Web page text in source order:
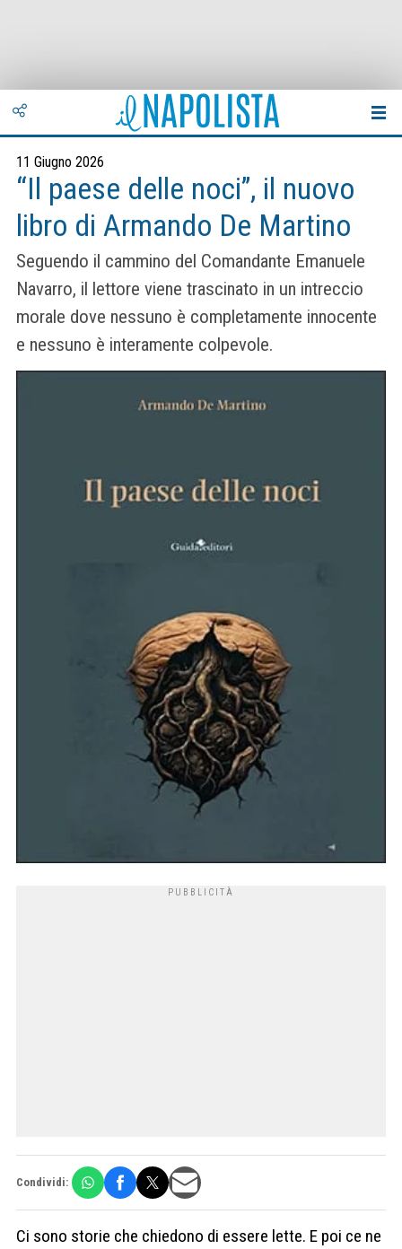
11 Giugno 2026
“Il paese delle noci”, il nuovo
libro di Armando De Martino
Seguendo il cammino del Comandante Emanuele
Navarro, il lettore viene trascinato in un intreccio
morale dove nessuno è completamente innocente
e nessuno è interamente colpevole.
Condividi:
Ci sono storie che chiedono di essere lette. E poi ce ne